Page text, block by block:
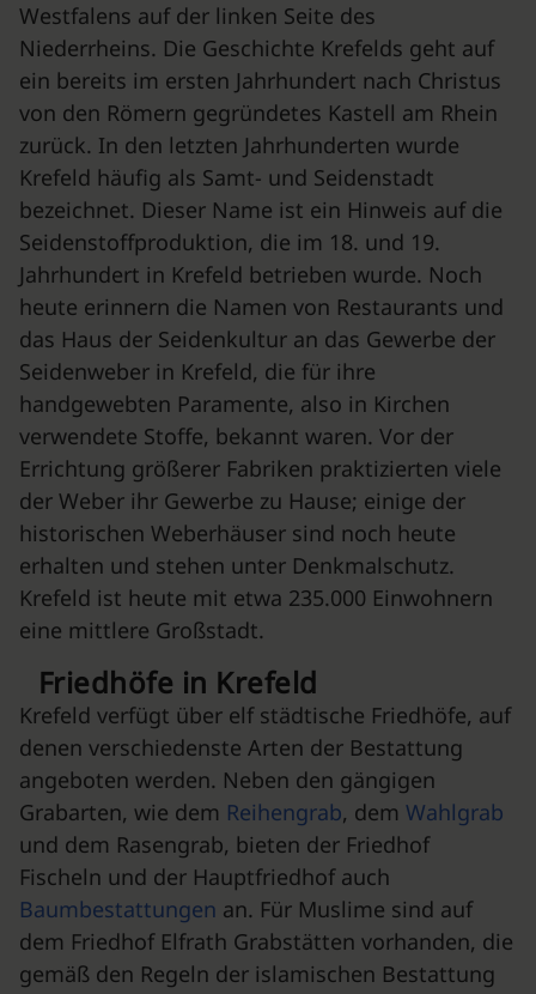
Westfalens auf der linken Seite des
Niederrheins. Die Geschichte Krefelds geht auf
ein bereits im ersten Jahrhundert nach Christus
von den Römern gegründetes Kastell am Rhein
zurück. In den letzten Jahrhunderten wurde
Krefeld häufig als Samt- und Seidenstadt
bezeichnet. Dieser Name ist ein Hinweis auf die
Seidenstoffproduktion, die im 18. und 19.
Jahrhundert in Krefeld betrieben wurde. Noch
heute erinnern die Namen von Restaurants und
das Haus der Seidenkultur an das Gewerbe der
Seidenweber in Krefeld, die für ihre
handgewebten Paramente, also in Kirchen
verwendete Stoffe, bekannt waren. Vor der
Errichtung größerer Fabriken praktizierten viele
der Weber ihr Gewerbe zu Hause; einige der
historischen Weberhäuser sind noch heute
erhalten und stehen unter Denkmalschutz.
Krefeld ist heute mit etwa 235.000 Einwohnern
eine mittlere Großstadt.
Friedhöfe in Krefeld
Krefeld verfügt über elf städtische Friedhöfe, auf
denen verschiedenste Arten der Bestattung
angeboten werden. Neben den gängigen
Grabarten, wie dem Reihengrab, dem Wahlgrab
und dem Rasengrab, bieten der Friedhof
Fischeln und der Hauptfriedhof auch
Baumbestattungen an. Für Muslime sind auf
dem Friedhof Elfrath Grabstätten vorhanden, die
gemäß den Regeln der islamischen Bestattung